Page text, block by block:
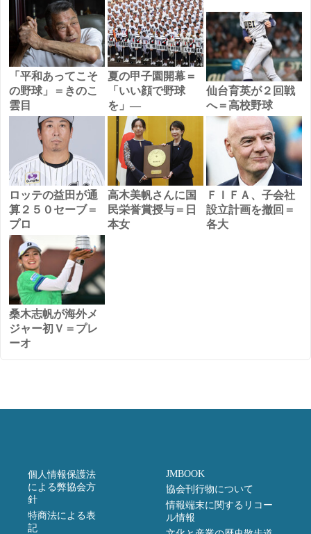
「平和あってこそ
の野球」＝きのこ
雲目
夏の甲子園開幕＝
「いい顔で野球
を」―
仙台育英が２回戦
へ＝高校野球
ロッテの益田が通
算２５０セーブ＝
プロ
高木美帆さんに国
民栄誉賞授与＝日
本女
ＦＩＦＡ、子会社
設立計画を撤回＝
各大
桑木志帆が海外メ
ジャー初Ｖ＝プレ
ーオ
個人情報保護法
による弊協会方
針
特商法による表
記
JMBOOK
協会刊行物について
情報端末に関するリコー
ル情報